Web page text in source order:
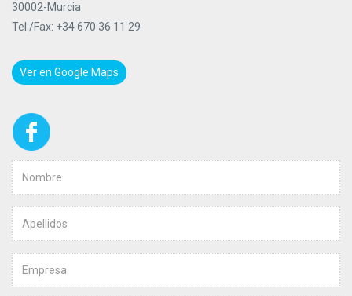
30002-Murcia
Tel./Fax: +34 670 36 11 29
Ver en Google Maps